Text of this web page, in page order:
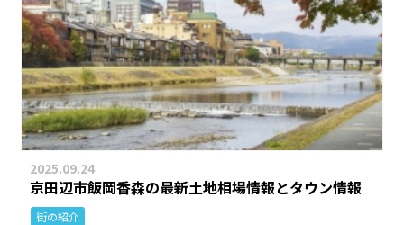
2025.09.24
京田辺市飯岡香森の最新土地相場情報とタウン情報
街の紹介